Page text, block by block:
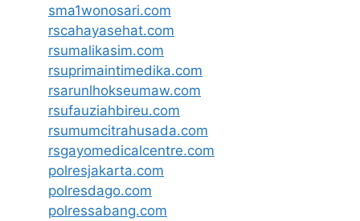
sma1wonosari.com
rscahayasehat.com
rsumalikasim.com
rsuprimaintimedika.com
rsarunlhokseumaw.com
rsufauziahbireu.com
rsumumcitrahusada.com
rsgayomedicalcentre.com
polresjakarta.com
polresdago.com
polressabang.com